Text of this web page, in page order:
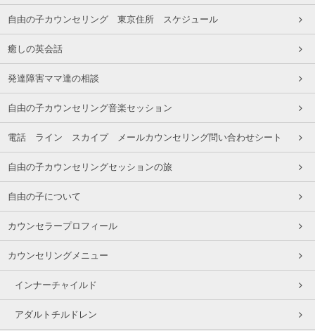
自由の子カウンセリング 東京住所 スケジュール
癒しの英会話
発達障害ママ達の相談
自由の子カウンセリング音楽セッション
電話 ライン スカイプ メールカウンセリング問い合わせシート
自由の子カウンセリングセッションの旅
自由の子について
カウンセラープロフィール
カウンセリングメニュー
インナーチャイルド
アダルトチルドレン